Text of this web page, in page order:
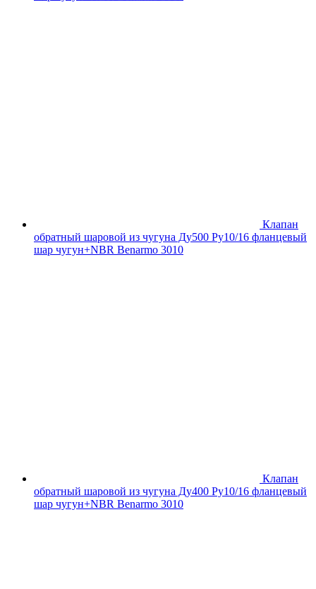
Клапан
обратный шаровой из чугуна Ду500 Ру10/16 фланцевый
шар чугун+NBR Benarmo 3010
Клапан
обратный шаровой из чугуна Ду400 Ру10/16 фланцевый
шар чугун+NBR Benarmo 3010